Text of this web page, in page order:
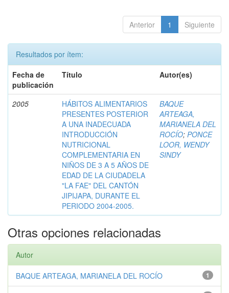
Anterior 1 Siguiente
Resultados por ítem:
Fecha de
publicación
Título Autor(es)
2005
HÁBITOS ALIMENTARIOS
PRESENTES POSTERIOR
A UNA INADECUADA
INTRODUCCIÓN
NUTRICIONAL
COMPLEMENTARIA EN
NIÑOS DE 3 A 5 AÑOS DE
EDAD DE LA CIUDADELA
"LA FAE" DEL CANTÓN
JIPIJAPA, DURANTE EL
PERIODO 2004-2005.
BAQUE
ARTEAGA,
MARIANELA DEL
ROCÍO; PONCE
LOOR, WENDY
SINDY
Otras opciones relacionadas
Autor
1
BAQUE ARTEAGA, MARIANELA DEL ROCÍO